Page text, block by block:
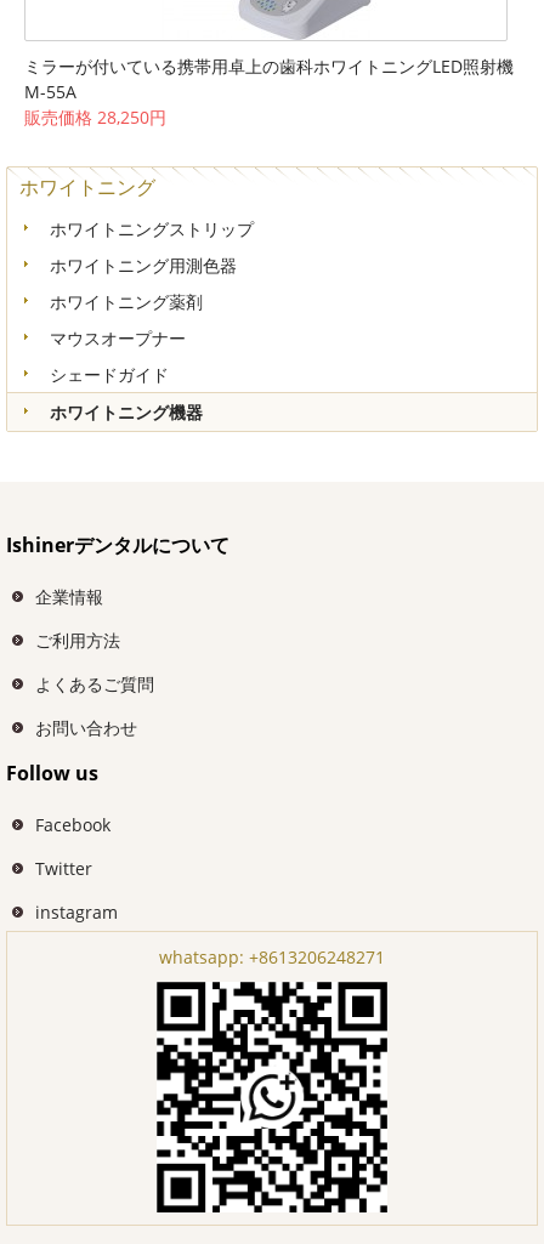
ミラーが付いている携帯用卓上の歯科ホワイトニングLED照射機
M-55A
販売価格 28,250円
ホワイトニング
ホワイトニングストリップ
ホワイトニング用測色器
ホワイトニング薬剤
マウスオープナー
シェードガイド
ホワイトニング機器
Ishinerデンタルについて
企業情報
ご利用方法
よくあるご質問
お問い合わせ
Follow us
Facebook
Twitter
instagram
whatsapp: +8613206248271